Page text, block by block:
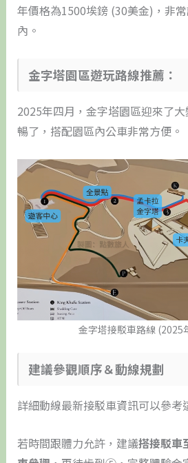
年價格為1500埃鎊 (30美金)，非
內。
金字塔園區遊玩路線推薦：
2025年四月，金字塔園區迎來了
暢了，搭配園區內公車非常方便。
金字塔接駁車路線 (2025
建議參觀順序＆動線規劃
詳細動線最新接駁車資訊可以參考
若時間跟體力允許，建議搭接駁